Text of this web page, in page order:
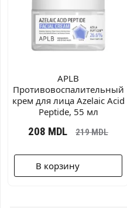
APLB
Противовоспалительный
крем для лица Azelaic Acid
Peptide, 55 мл
208 MDL 219MDL
В корзину